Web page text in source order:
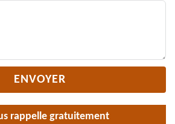
rappelle gratuitement